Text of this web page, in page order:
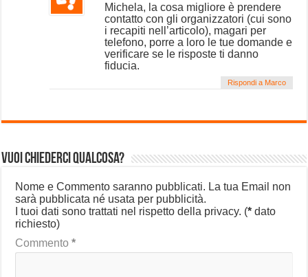
Michela, la cosa migliore è prendere
contatto con gli organizzatori (cui sono
i recapiti nell’articolo), magari per
telefono, porre a loro le tue domande e
verificare se le risposte ti danno
fiducia.
Rispondi a Marco
Vuoi chiederci qualcosa?
Nome e Commento saranno pubblicati. La tua Email non
sarà pubblicata né usata per pubblicità.
I tuoi dati sono trattati nel rispetto della privacy. (* dato
richiesto)
Commento*